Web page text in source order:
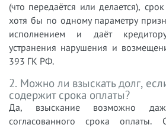
(что передаётся или делается),
хотя бы по одному параметру
исполнением и даёт
устранения нарушения и
393 ГК РФ.
2. Можно ли взыскать долг,
содержит срока оплаты?
Да, взыскание возможно
согласованного срока